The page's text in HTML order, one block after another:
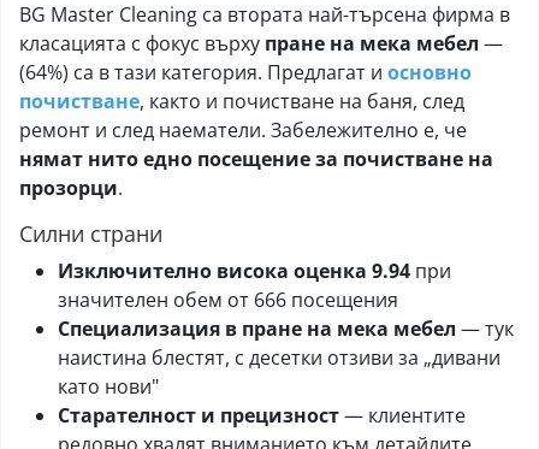
BG Master Cleaning са втората най-търсена фирма в
класацията с фокус върху пране на мека мебел —
(64%) са в тази категория. Предлагат и основно
почистване, както и почистване на баня, след
ремонт и след наематели. Забележително е, че
нямат нито едно посещение за почистване на
прозорци.
Силни страни
Изключително висока оценка 9.94 при
значителен обем от 666 посещения
Специализация в пране на мека мебел — тук
наистина блестят, с десетки отзиви за „дивани
като нови"
Старателност и прецизност— клиентите